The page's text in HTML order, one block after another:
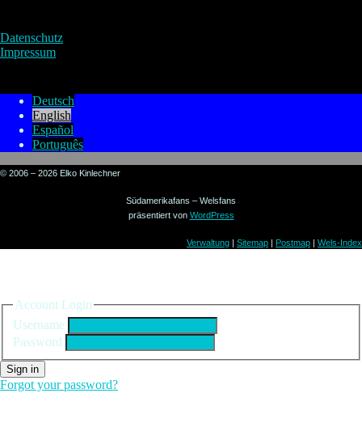
Datenschutz
Impressum
Deutsch
English
Español
Português
© 2006 – 2026 Elko Kinlechner
Südamerikafans – Welsfans
präsentiert von WordPress
Verwaltung Sitemap Postmap Wels-Index
Account Login
Username
Password
Sign in
Forgot your password?